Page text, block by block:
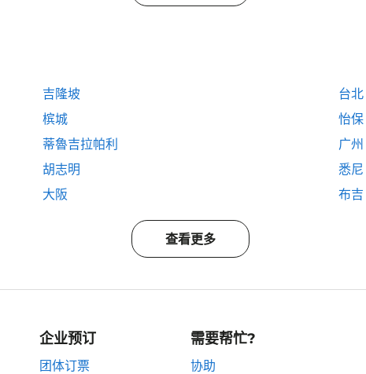
吉隆坡
台北
槟城
怡保
蒂魯吉拉帕利
广州
胡志明
悉尼
大阪 布吉
查看更多
企业预订
团体订票
需要帮忙?
协助